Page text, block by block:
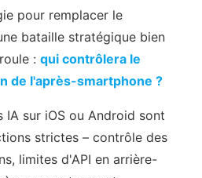
pour remplacer le
bataille stratégique bien
: qui contrôlera le
de l'après-smartphone ?
IA sur iOS ou Android sont
strictes – contrôle des
limites d'API en arrière-